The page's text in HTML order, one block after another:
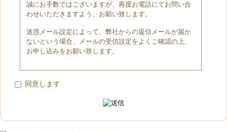
誠にお手数ではございますが、再度お電話にてお問い合
わせいただきますよう、お願い致します。
迷惑メール設定によって、弊社からの返信メールが届か
ないという場合、メールの受信設定をよくご確認の上、
お申し込みをお願い致します。
同意します